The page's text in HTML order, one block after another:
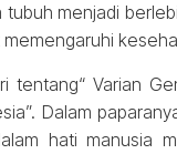
menjadi
tentang“ Varian
Dalam
hati manusia